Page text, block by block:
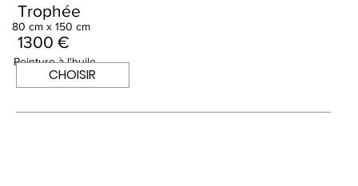
Trophée
Peinture à l'huile
1300 €
80 cm x 150 cm
CHOISIR